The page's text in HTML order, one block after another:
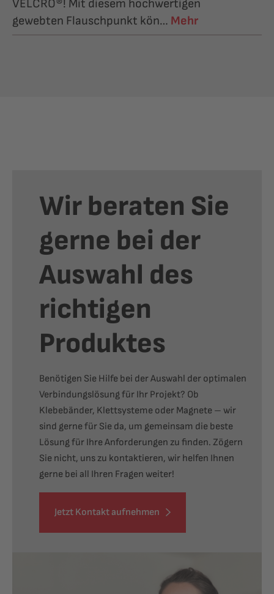
VELCRO®! Mit diesem hochwertigen
gewebten Flauschpunkt kön… Mehr
Wir beraten Sie
gerne bei der
Auswahl des
richtigen
Produktes
Benötigen Sie Hilfe bei der Auswahl der optimalen
Verbindungslösung für Ihr Projekt? Ob
Klebebänder, Klettsysteme oder Magnete – wir
sind gerne für Sie da, um gemeinsam die beste
Lösung für Ihre Anforderungen zu finden. Zögern
Sie nicht, uns zu kontaktieren, wir helfen Ihnen
gerne bei all Ihren Fragen weiter!
Jetzt Kontakt aufnehmen